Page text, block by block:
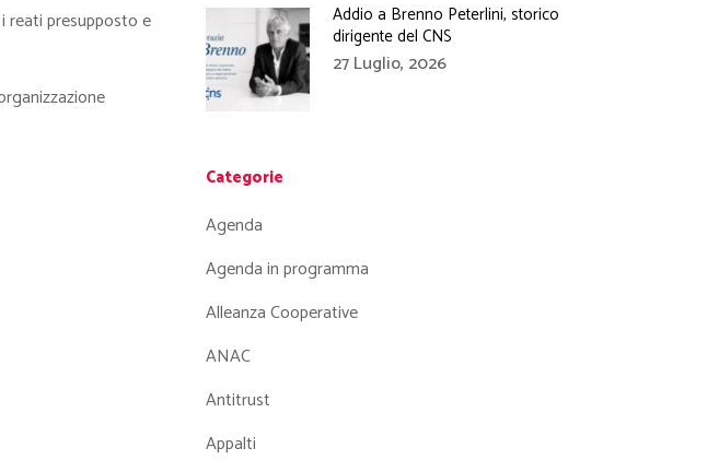
reati presupposto e
Addio a Brenno Peterlini, storico
dirigente del CNS
27 Luglio, 2026
Categorie
Agenda
Agenda in programma
Alleanza Cooperative
ANAC
Antitrust
Appalti